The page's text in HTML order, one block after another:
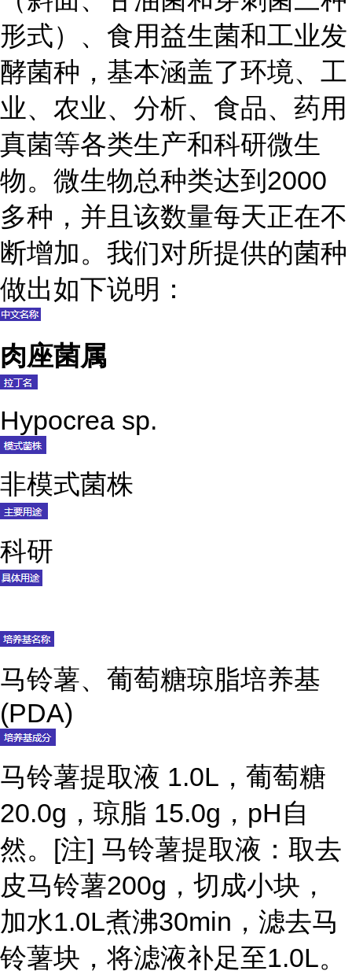
形式）、食用益生菌和工业发
酵菌种，基本涵盖了环境、工
业、农业、分析、食品、药用
真菌等各类生产和科研微生
物。微生物总种类达到2000
多种，并且该数量每天正在不
断增加。我们对所提供的菌种
做出如下说明：
肉座菌属
Hypocrea sp.
非模式菌株
科研
马铃薯、葡萄糖琼脂培养基
(PDA)
马铃薯提取液 1.0L，葡萄糖
20.0g，琼脂 15.0g，pH自
然。[注] 马铃薯提取液：取去
皮马铃薯200g，切成小块，
加水1.0L煮沸30min，滤去马
铃薯块，将滤液补足至1.0L。